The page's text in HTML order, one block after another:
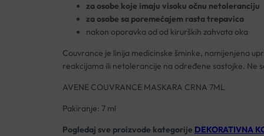
za osobe koje imaju visoku očnu netoleranciju
za osobe sa poremećajem rasta trepavica
nakon oporavka od od kirurških zahvata oka
Couvrance je linija medicinske šminke, namijenjena
reakcijama ili netolerancije na određene sastojke. Ne
AVENE COUVRANCE MASKARA CRNA 7ML
Pakiranje: 7 ml
Pogledaj sve proizvode kategorije DEKORATIVNA